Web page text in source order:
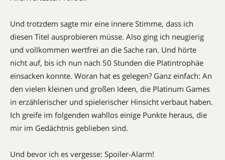
Und trotzdem sagte mir eine innere Stimme, dass ich
diesen Titel ausprobieren müsse. Also ging ich neugierig
und vollkommen wertfrei an die Sache ran. Und hörte
nicht auf, bis ich nun nach 50 Stunden die Platintrophäe
einsacken konnte. Woran hat es gelegen? Ganz einfach: An
den vielen kleinen und großen Ideen, die Platinum Games
in erzählerischer und spielerischer Hinsicht verbaut haben.
Ich greife im folgenden wahllos einige Punkte heraus, die
mir im Gedächtnis geblieben sind.
Und bevor ich es vergesse: Spoiler-Alarm!